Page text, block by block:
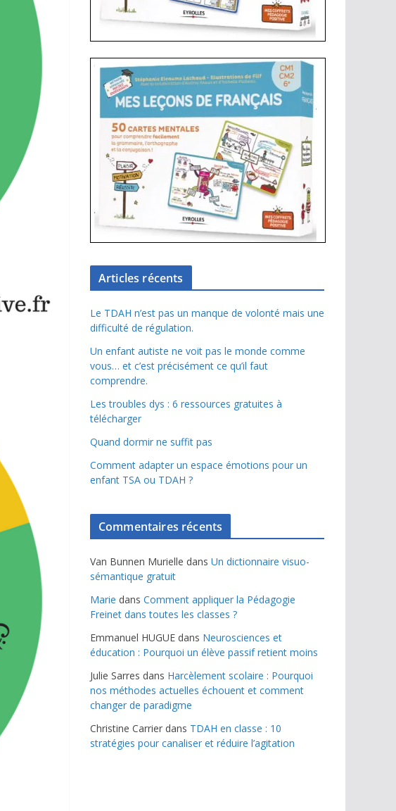
Articles récents
Le TDAH n’est pas un manque de volonté mais une
difficulté de régulation.
Un enfant autiste ne voit pas le monde comme
vous… et c’est précisément ce qu’il faut
comprendre.
Les troubles dys : 6 ressources gratuites à
télécharger
Quand dormir ne suffit pas
Comment adapter un espace émotions pour un
enfant TSA ou TDAH ?
Commentaires récents
Van Bunnen Murielle dans Un dictionnaire visuo-
sémantique gratuit
Marie dans Comment appliquer la Pédagogie
Freinet dans toutes les classes ?
Emmanuel HUGUE dans Neurosciences et
éducation : Pourquoi un élève passif retient moins
Julie Sarres dans Harcèlement scolaire : Pourquoi
nos méthodes actuelles échouent et comment
changer de paradigme
Christine Carrier dans TDAH en classe : 10
stratégies pour canaliser et réduire l’agitation